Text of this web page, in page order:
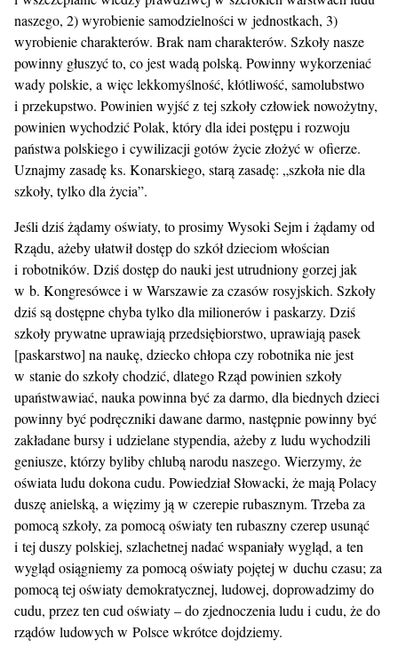
naszego, 2) wyrobienie samodzielności w jednostkach, 3)
wyrobienie charakterów. Brak nam charakterów. Szkoły nasze
powinny głuszyć to, co jest wadą polską. Powinny wykorzeniać
wady polskie, a więc lekkomyślność, kłótliwość, samolubstwo
i przekupstwo. Powinien wyjść z tej szkoły człowiek nowożytny,
powinien wychodzić Polak, który dla idei postępu i rozwoju
państwa polskiego i cywilizacji gotów życie złożyć w ofierze.
Uznajmy zasadę ks. Konarskiego, starą zasadę: „szkoła nie dla
szkoły, tylko dla życia”.
Jeśli dziś żądamy oświaty, to prosimy Wysoki Sejm i żądamy od
Rządu, ażeby ułatwił dostęp do szkół dzieciom włościan
i robotników. Dziś dostęp do nauki jest utrudniony gorzej jak
w b. Kongresówce i w Warszawie za czasów rosyjskich. Szkoły
dziś są dostępne chyba tylko dla milionerów i paskarzy. Dziś
szkoły prywatne uprawiają przedsiębiorstwo, uprawiają pasek
[paskarstwo] na naukę, dziecko chłopa czy robotnika nie jest
w stanie do szkoły chodzić, dlatego Rząd powinien szkoły
upaństwawiać, nauka powinna być za darmo, dla biednych dzieci
powinny być podręczniki dawane darmo, następnie powinny być
zakładane bursy i udzielane stypendia, ażeby z ludu wychodzili
geniusze, którzy byliby chlubą narodu naszego. Wierzymy, że
oświata ludu dokona cudu. Powiedział Słowacki, że mają Polacy
duszę anielską, a więzimy ją w czerepie rubasznym. Trzeba za
pomocą szkoły, za pomocą oświaty ten rubaszny czerep usunąć
i tej duszy polskiej, szlachetnej nadać wspaniały wygląd, a ten
wygląd osiągniemy za pomocą oświaty pojętej w duchu czasu; za
pomocą tej oświaty demokratycznej, ludowej, doprowadzimy do
cudu, przez ten cud oświaty – do zjednoczenia ludu i cudu, że do
rządów ludowych w Polsce wkrótce dojdziemy.